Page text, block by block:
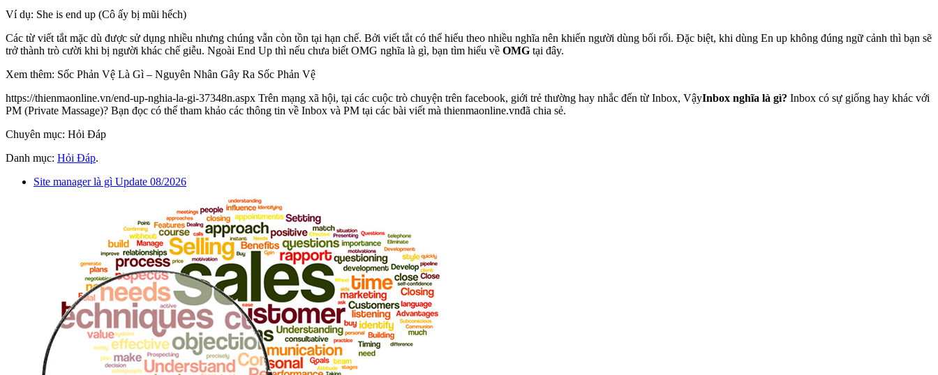
Ví dụ: She is end up (Cô ấy bị mũi hếch)
Các từ viết tắt mặc dù được sử dụng nhiều nhưng chúng vẫn còn tồn tại hạn chế. Bởi viết tắt có thể hiểu theo nhiều nghĩa nên khiến người dùng bối rối. Đặc biệt, khi dùng En up không đúng ngữ cảnh thì bạn sẽ
trở thành trò cười khi bị người khác chế giễu. Ngoài End Up thì nếu chưa biết OMG nghĩa là gì, bạn tìm hiểu về OMG tại đây.
Xem thêm: Sốc Phản Vệ Là Gì – Nguyên Nhân Gây Ra Sốc Phản Vệ
https://thienmaonline.vn/end-up-nghia-la-gi-37348n.aspx Trên mạng xã hội, tại các cuộc trò chuyện trên facebook, giới trẻ thường hay nhắc đến từ Inbox, VậyInbox nghĩa là gì? Inbox có sự giống hay khác với
PM (Private Massage)? Bạn đọc có thể tham khảo các thông tin về Inbox và PM tại các bài viết mà thienmaonline.vnđã chia sẻ.
Chuyên mục: Hỏi Đáp
Danh mục: Hỏi Đáp.
Site manager là gì Update 08/2026